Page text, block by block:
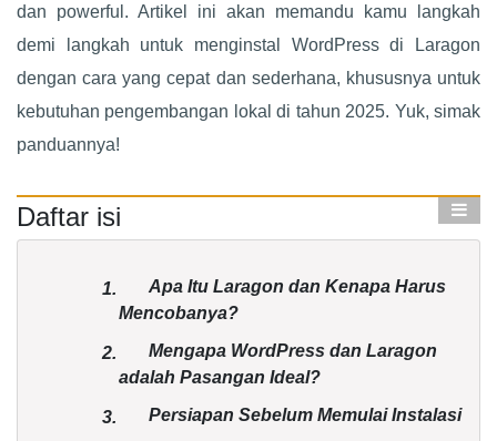
dan powerful. Artikel ini akan memandu kamu langkah
demi langkah untuk menginstal WordPress di Laragon
dengan cara yang cepat dan sederhana, khususnya untuk
kebutuhan pengembangan lokal di tahun 2025. Yuk, simak
panduannya!
Daftar isi
1.
Apa Itu Laragon dan Kenapa Harus
Mencobanya?
2.
Mengapa WordPress dan Laragon
adalah Pasangan Ideal?
3. Persiapan Sebelum Memulai Instalasi